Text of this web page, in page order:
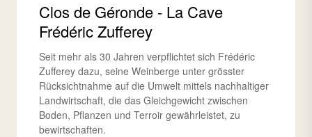
Clos de Géronde - La Cave
Frédéric Zufferey
Seit mehr als 30 Jahren verpflichtet sich Frédéric
Zufferey dazu, seine Weinberge unter grösster
Rücksichtnahme auf die Umwelt mittels nachhaltiger
Landwirtschaft, die das Gleichgewicht zwischen
Boden, Pflanzen und Terroir gewährleistet, zu
bewirtschaften.